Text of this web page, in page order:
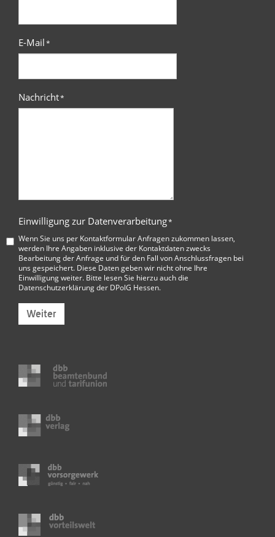
E-Mail*
Nachricht*
Einwilligung zur Datenverarbeitung*
Wenn Sie uns per Kontaktformular Anfragen zukommen lassen,
werden Ihre Angaben inklusive der Kontaktdaten zwecks
Bearbeitung der Anfrage und für den Fall von Anschlussfragen bei
uns gespeichert. Diese Daten geben wir nicht ohne Ihre
Einwilligung weiter. Bitte lesen Sie hierzu auch die
Datenschutzerklärung der DPolG Hessen.
Weiter